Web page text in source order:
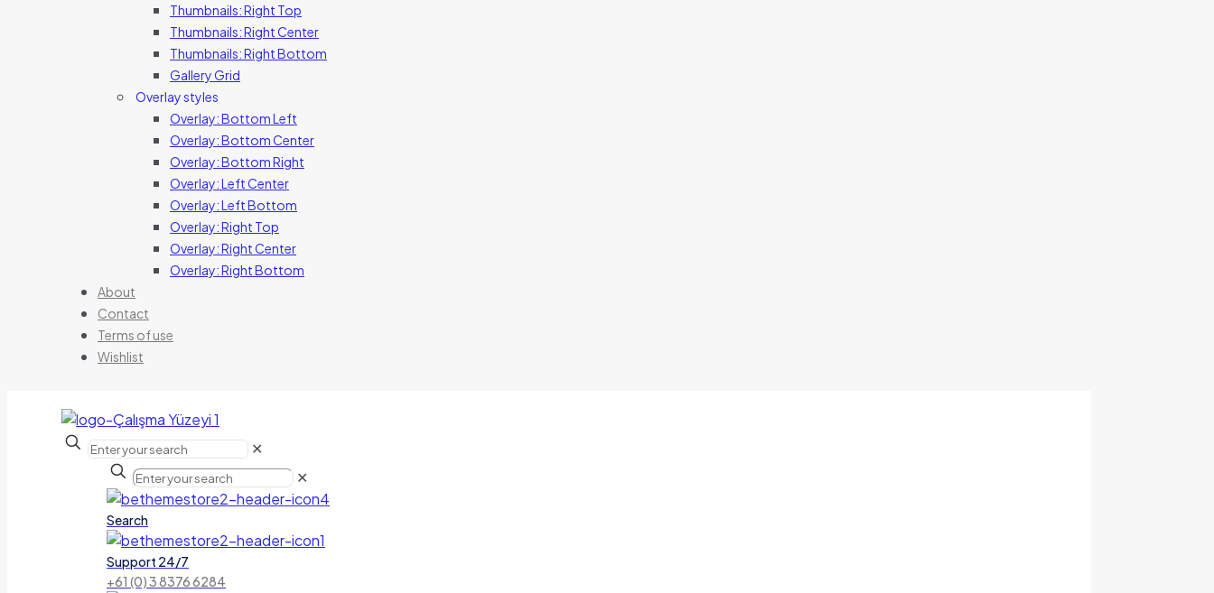
Thumbnails: Right Top
Thumbnails: Right Center
Thumbnails: Right Bottom
Gallery Grid
Overlay styles
Overlay: Bottom Left
Overlay: Bottom Center
Overlay: Bottom Right
Overlay: Left Center
Overlay: Left Bottom
Overlay: Right Top
Overlay: Right Center
Overlay: Right Bottom
About
Contact
Terms of use
Wishlist
✕
✕
Search
Support 24/7
+61 (0) 3 8376 6284